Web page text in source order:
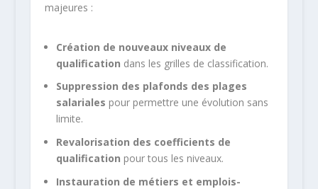
majeures :
Création de nouveaux niveaux de
qualification dans les grilles de classification.
Suppression des plafonds des plages
salariales pour permettre une évolution sans
limite.
Revalorisation des coefficients de
qualification pour tous les niveaux.
Instauration de métiers et emplois-